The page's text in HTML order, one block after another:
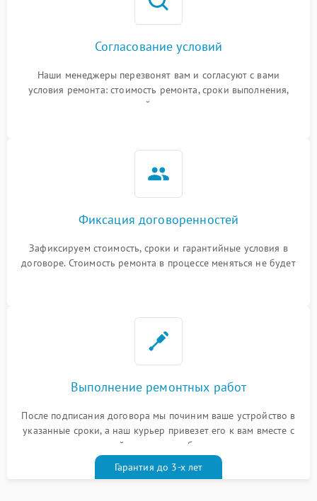
Согласование условий
Наши менеджеры перезвонят вам и согласуют с вами
условия ремонта: стоимость ремонта, сроки выполнения,
гарантийные условия
Фиксация договоренностей
Зафиксируем стоимость, сроки и гарантийные условия в
договоре. Стоимость ремонта в процессе меняться не будет
Выполнение ремонтных работ
После подписания договора мы починим ваше устройство в
указанные сроки, а наш курьер привезет его к вам вместе с
гарантийным талоном бесплатно
Гарантия до 3-х лет